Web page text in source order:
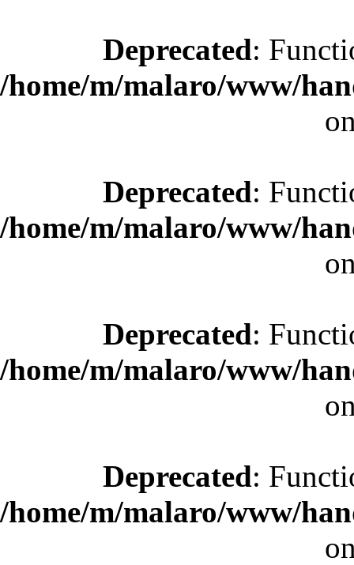
Deprecated:
/home/m/malaro/www/
Deprecated:
/home/m/malaro/www/
Deprecated:
/home/m/malaro/www/
Deprecated:
/home/m/malaro/www/